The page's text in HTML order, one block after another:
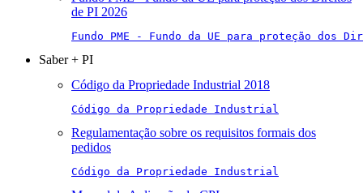
de PI 2026
Fundo PME - Fundo da UE para proteção
Saber + PI
Código da Propriedade Industrial 2018
Código da Propriedade Industrial
Regulamentação sobre os requisitos formais dos
pedidos
Código da Propriedade Industrial